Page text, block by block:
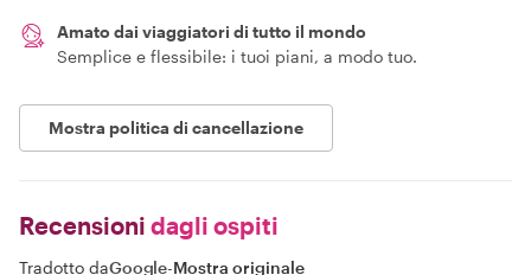
Amato dai viaggiatori di tutto il mondo
Semplice e flessibile: i tuoi piani, a modo tuo.
Mostra politica di cancellazione
Recensioni dagli ospiti
Tradotto daGoogle-Mostra originale